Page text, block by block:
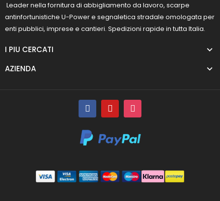
Leader nella fornitura di abbigliamento da lavoro, scarpe
antinfortunistiche U-Power e segnaletica stradale omologata per
enti pubblici, imprese e cantieri. Spedizioni rapide in tutta Italia.
I PIU CERCATI
AZIENDA